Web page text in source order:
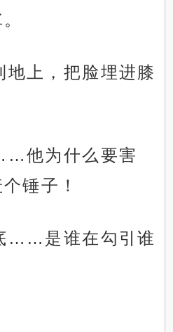
地上，把脸埋进膝
他为什么要害
锤子！
……是谁在勾引谁